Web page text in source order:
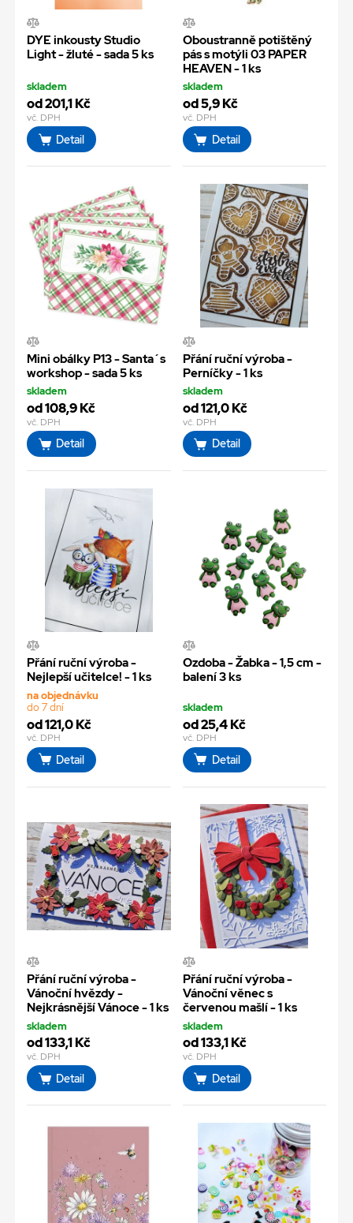
DYE inkousty Studio
Light - žluté - sada 5 ks
skladem
od 201,1 Kč
vč. DPH
Detail
Oboustranně potištěný
pás s motýli 03 PAPER
HEAVEN - 1 ks
skladem
od 5,9 Kč
vč. DPH
Detail
Mini obálky P13 - Santa´s
workshop - sada 5 ks
skladem
od 108,9 Kč
vč. DPH
Detail
Přání ruční výroba -
Perníčky - 1 ks
skladem
od 121,0 Kč
vč. DPH
Detail
Přání ruční výroba -
Nejlepší učitelce! - 1 ks
na objednávku
do 7 dní
od 121,0 Kč
vč. DPH
Detail
Ozdoba - Žabka - 1,5 cm -
balení 3 ks
skladem
od 25,4 Kč
vč. DPH
Detail
Přání ruční výroba -
Vánoční hvězdy -
Nejkrásnější Vánoce - 1 ks
skladem
od 133,1 Kč
vč. DPH
Detail
Přání ruční výroba -
Vánoční věnec s
červenou mašlí - 1 ks
skladem
od 133,1 Kč
vč. DPH
Detail